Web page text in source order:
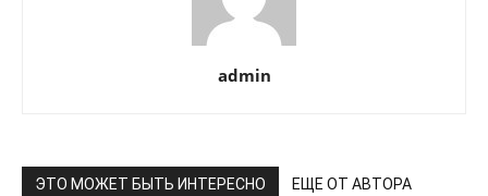
admin
ЭТО МОЖЕТ БЫТЬ ИНТЕРЕСНО ЕЩЕ ОТ АВТОРА